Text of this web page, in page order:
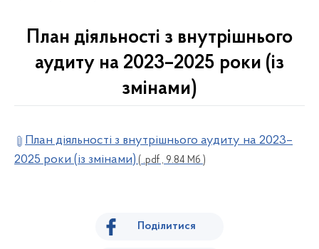
План діяльності з внутрішнього
аудиту на 2023–2025 роки (із
змінами)
План діяльності з внутрішнього аудиту на 2023–
2025 роки (із змінами) ( .pdf , 9.84 Мб )
Поділитися